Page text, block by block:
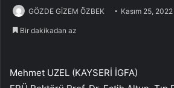
GÖZDE GİZEM ÖZBEK Kasım 25, 2022
Bir dakikadan az
Mehmet UZEL (KAYSERİ İGFA)